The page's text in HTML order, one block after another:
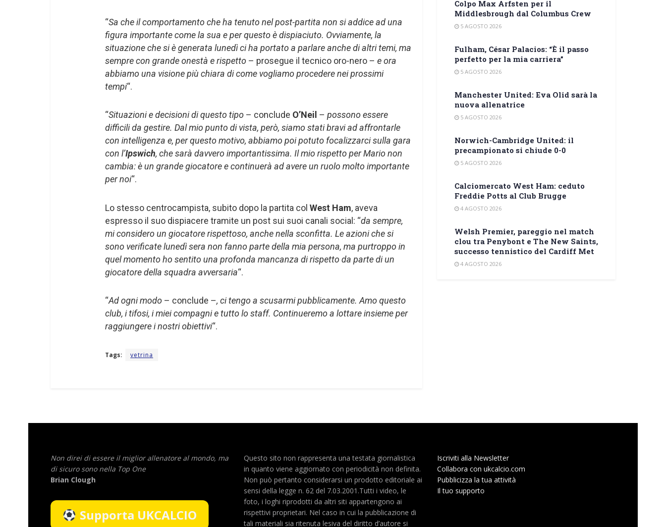
“Sa che il comportamento che ha tenuto nel post-partita non si addice ad una
figura importante come la sua e per questo è dispiaciuto. Ovviamente, la
situazione che si è generata lunedì ci ha portato a parlare anche di altri temi, ma
sempre con grande onestà e rispetto – prosegue il tecnico oro-nero – e ora
abbiamo una visione più chiara di come vogliamo procedere nei prossimi
tempi“.
“Situazioni e decisioni di questo tipo – conclude O’Neil – possono essere
difficili da gestire. Dal mio punto di vista, però, siamo stati bravi ad affrontarle
con intelligenza e, per questo motivo, abbiamo poi potuto focalizzarci sulla gara
con l’Ipswich, che sarà davvero importantissima. Il mio rispetto per Mario non
cambia: è un grande giocatore e continuerà ad avere un ruolo molto importante
per noi“.
Lo stesso centrocampista, subito dopo la partita col West Ham, aveva
espresso il suo dispiacere tramite un post sui suoi canali social: “da sempre,
mi considero un giocatore rispettoso, anche nella sconfitta. Le azioni che si
sono verificate lunedì sera non fanno parte della mia persona, ma purtroppo in
quel momento ho sentito una profonda mancanza di rispetto da parte di un
giocatore della squadra avversaria“.
“Ad ogni modo – conclude –, ci tengo a scusarmi pubblicamente. Amo questo
club, i tifosi, i miei compagni e tutto lo staff. Continueremo a lottare insieme per
raggiungere i nostri obiettivi“.
Tags: vetrina
Colpo Max Arfsten per il
Middlesbrough dal Columbus Crew
5 AGOSTO 2026
Fulham, César Palacios: “È il passo
perfetto per la mia carriera”
5 AGOSTO 2026
Manchester United: Eva Olid sarà la
nuova allenatrice
5 AGOSTO 2026
Norwich-Cambridge United: il
precampionato si chiude 0-0
5 AGOSTO 2026
Calciomercato West Ham: ceduto
Freddie Potts al Club Brugge
4 AGOSTO 2026
Welsh Premier, pareggio nel match
clou tra Penybont e The New Saints,
successo tennistico del Cardiff Met
4 AGOSTO 2026
Non direi di essere il miglior allenatore al mondo, ma
di sicuro sono nella Top One
Brian Clough
Supporta UKCALCIO
Questo sito non rappresenta una testata giornalistica
in quanto viene aggiornato con periodicità non definita.
Non può pertanto considerarsi un prodotto editoriale ai
sensi della legge n. 62 del 7.03.2001.Tutti i video, le
foto, i loghi riprodotti da altri siti appartengono ai
rispettivi proprietari. Nel caso in cui la pubblicazione di
tali materiali sia ritenuta lesiva del diritto d’autore si
Iscriviti alla Newsletter
Collabora con ukcalcio.com
Pubblicizza la tua attività
Il tuo supporto